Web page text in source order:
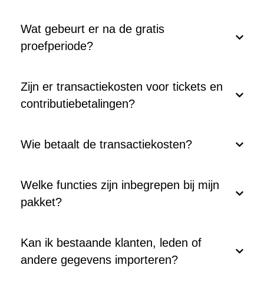
Wat gebeurt er na de gratis
proefperiode?
Zijn er transactiekosten voor tickets en
contributiebetalingen?
Wie betaalt de transactiekosten?
Welke functies zijn inbegrepen bij mijn
pakket?
Kan ik bestaande klanten, leden of
andere gegevens importeren?